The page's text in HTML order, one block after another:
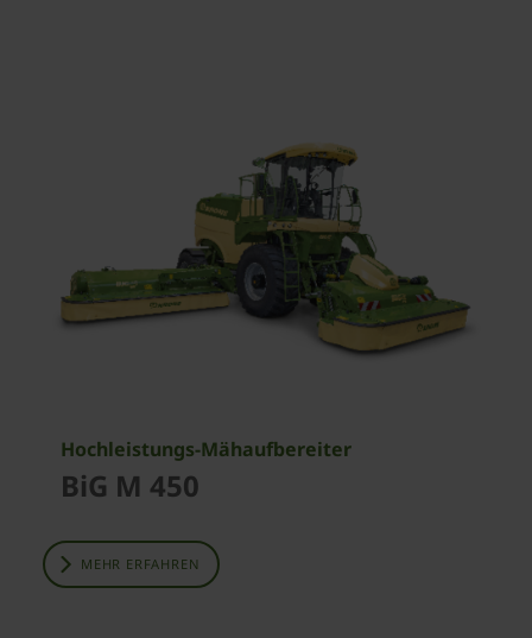
Hochleistungs-Mähaufbereiter
BiG M 450
MEHR ERFAHREN